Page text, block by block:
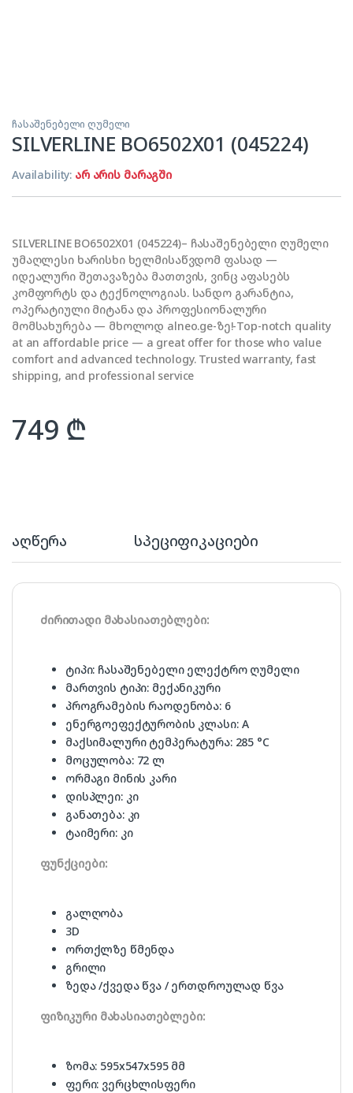
ჩასაშენებელი ღუმელი
SILVERLINE BO6502X01 (045224)
Availability: არ არის მარაგში
SILVERLINE BO6502X01 (045224)– ჩასაშენებელი ღუმელი
უმაღლესი ხარისხი ხელმისაწვდომ ფასად —
იდეალური შეთავაზება მათთვის, ვინც აფასებს
კომფორტს და ტექნოლოგიას. სანდო გარანტია,
ოპერატიული მიტანა და პროფესიონალური
მომსახურება — მხოლოდ alneo.ge-ზე!-Top-notch quality
at an affordable price — a great offer for those who value
comfort and advanced technology. Trusted warranty, fast
shipping, and professional service
749 ₾
აღწერა სპეციფიკაციები
ძირითადი მახასიათებლები:
ტიპი: ჩასაშენებელი ელექტრო ღუმელი
მართვის ტიპი: მექანიკური
პროგრამების რაოდენობა: 6
ენერგოეფექტურობის კლასი: A
მაქსიმალური ტემპერატურა: 285 °C
მოცულობა: 72 ლ
ორმაგი მინის კარი
დისპლეი: კი
განათება: კი
ტაიმერი: კი
ფუნქციები:
გალღობა
3D
ორთქლზე წმენდა
გრილი
ზედა /ქვედა წვა / ერთდროულად წვა
ფიზიკური მახასიათებლები:
ზომა: 595x547x595 მმ
ფერი: ვერცხლისფერი